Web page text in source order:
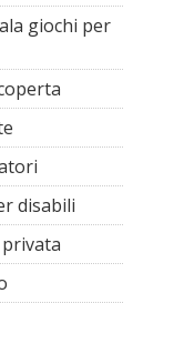
giochi per
disabili